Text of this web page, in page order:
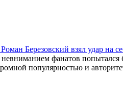
Березовский взял удар на
фанатов
популярностью и